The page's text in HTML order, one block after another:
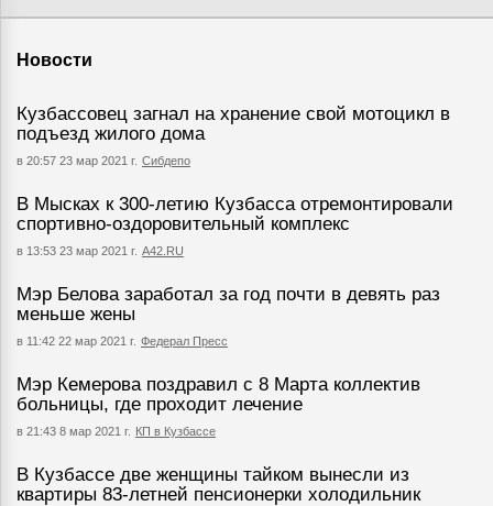
Новости
Кузбассовец загнал на хранение свой мотоцикл в
подъезд жилого дома
в 20:57 23 мар 2021 г. Сибдепо
В Мысках к 300-летию Кузбасса отремонтировали
спортивно-оздоровительный комплекс
в 13:53 23 мар 2021 г. А42.RU
Мэр Белова заработал за год почти в девять раз
меньше жены
в 11:42 22 мар 2021 г. Федерал Пресс
Мэр Кемерова поздравил с 8 Марта коллектив
больницы, где проходит лечение
в 21:43 8 мар 2021 г. КП в Кузбассе
В Кузбассе две женщины тайком вынесли из
квартиры 83-летней пенсионерки холодильник